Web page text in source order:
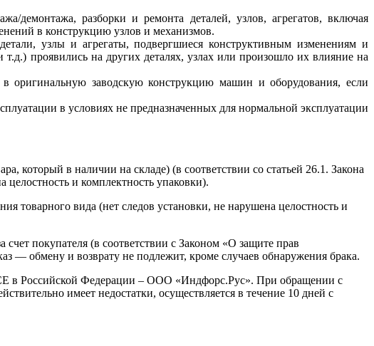
демонтажа, разборки и ремонта деталей, узлов, агрегатов, включая
в конструкцию узлов и механизмов.
узлы и агрегаты, подвергшиеся конструктивным изменениям и
проявились на других деталях, узлах или произошло их влияние на
оригинальную заводскую конструкцию машин и оборудования, если
в условиях не предназначенных для нормальной эксплуатации
который в наличии на складе) (в соответствии со статьей 26.1. Закона
и комплектность упаковки).
товарного вида (нет следов установки, не нарушена целостность и
покупателя (в соответствии с Законом «О защите прав
— обмену и возврату не подлежит, кроме случаев обнаружения брака.
в Российской Федерации – ООО «Индфорс.Рус». При обращении с
имеет недостатки, осуществляется в течение 10 дней с